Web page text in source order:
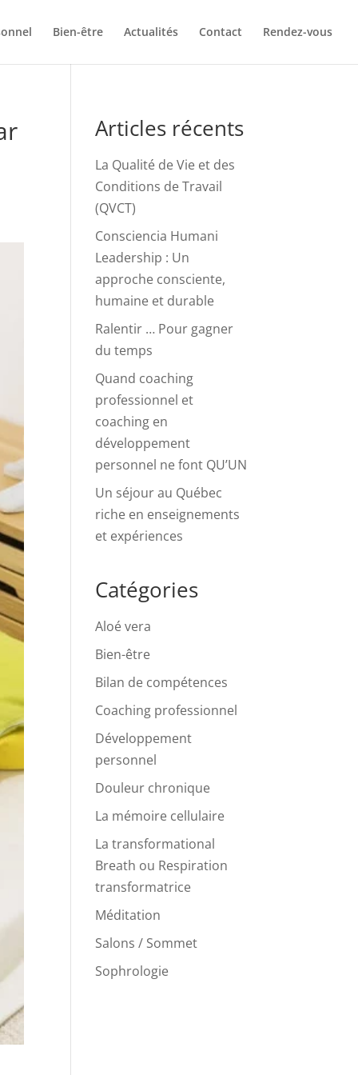
Bien-être Actualités Contact Rendez-vous
Articles récents
La Qualité de Vie et des
Conditions de Travail
(QVCT)
Consciencia Humani
Leadership : Un
approche consciente,
humaine et durable
Ralentir … Pour gagner
du temps
Quand coaching
professionnel et
coaching en
développement
personnel ne font QU’UN
Un séjour au Québec
riche en enseignements
et expériences
Catégories
Aloé vera
Bien-être
Bilan de compétences
Coaching professionnel
Développement
personnel
Douleur chronique
La mémoire cellulaire
La transformational
Breath ou Respiration
transformatrice
Méditation
Salons / Sommet
Sophrologie